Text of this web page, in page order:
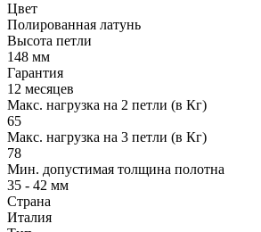
Цвет
Полированная латунь
Высота петли
148 мм
Гарантия
12 месяцев
Макс. нагрузка на 2 петли (в Кг)
65
Макс. нагрузка на 3 петли (в Кг)
78
Мин. допустимая толщина полотна
35 - 42 мм
Страна
Италия